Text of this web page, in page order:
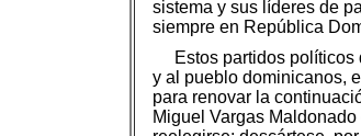
sistema y sus líderes de
siempre en República
Estos partidos
y al pueblo dominicanos,
para renovar la
Miguel Vargas